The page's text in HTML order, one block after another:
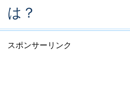
は？
スポンサーリンク